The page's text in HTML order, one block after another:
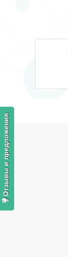
Отзывы и предложения